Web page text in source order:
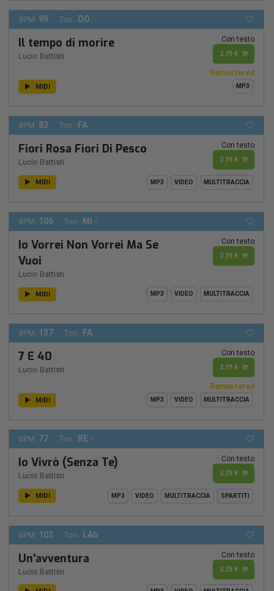
BPM: 99 Ton.: DO
Il tempo di morire
Lucio Battisti
Con testo
2,19 €
Remastered
MIDI MP3
BPM: 83 Ton.: FA
Fiori Rosa Fiori Di Pesco
Lucio Battisti
Con testo
2,19 €
MIDI MP3 VIDEO MULTITRACCIA
BPM: 106 Ton.: MI -
Io Vorrei Non Vorrei Ma Se
Vuoi
Lucio Battisti
Con testo
2,19 €
MIDI MP3 VIDEO MULTITRACCIA
BPM: 137 Ton.: FA
7 E 40
Lucio Battisti
Con testo
2,19 €
Remastered
MIDI MP3 VIDEO MULTITRACCIA
BPM: 77 Ton.: RE -
Io Vivrò (Senza Te)
Lucio Battisti
Con testo
2,19 €
MIDI MP3 VIDEO MULTITRACCIA SPARTITI
BPM: 102 Ton.: LAb
Un'avventura
Lucio Battisti
Con testo
2,19 €